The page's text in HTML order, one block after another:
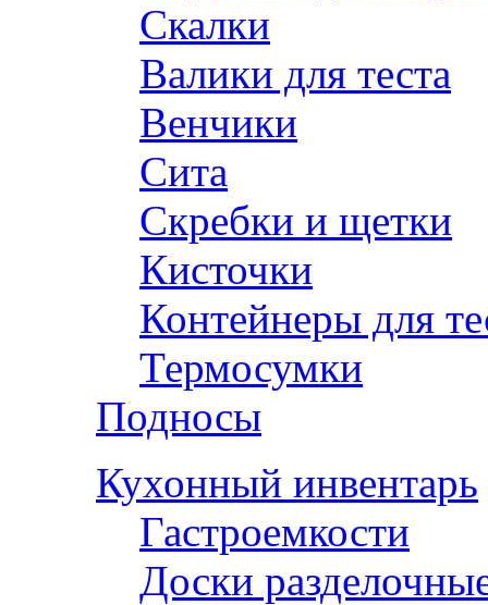
Скалки
Валики для теста
Венчики
Сита
Скребки и щетки
Кисточки
Контейнеры для
Термосумки
Подносы
Кухонный инвентарь
Гастроемкости
Доски